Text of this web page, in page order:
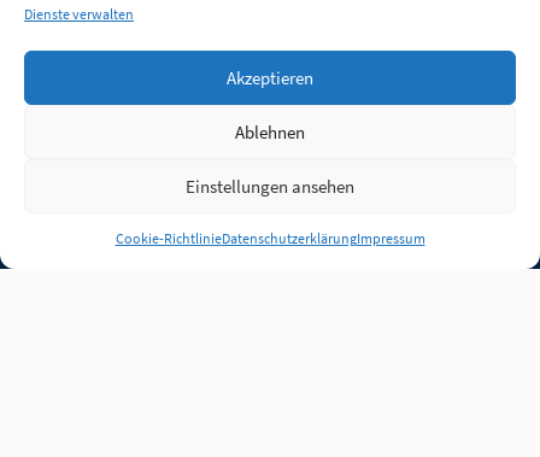
Dienste verwalten
Akzeptieren
Ablehnen
Einstellungen ansehen
Cookie-RichtlinieDatenschutzerklärungImpressum
Anmelden
Jobs Partner FAQ Quellen